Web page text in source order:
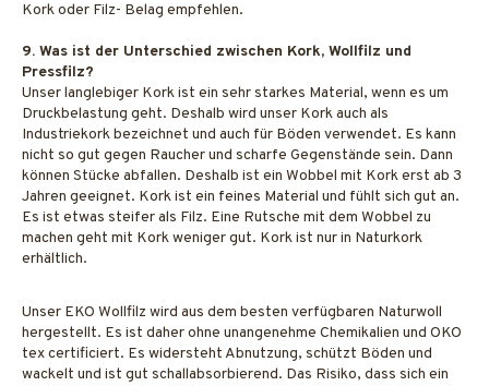
Kork oder Filz- Belag empfehlen.
9. Was ist der Unterschied zwischen Kork, Wollfilz und
Pressfilz?
Unser langlebiger Kork ist ein sehr starkes Material, wenn es um
Druckbelastung geht. Deshalb wird unser Kork auch als
Industriekork bezeichnet und auch für Böden verwendet. Es kann
nicht so gut gegen Raucher und scharfe Gegenstände sein. Dann
können Stücke abfallen. Deshalb ist ein Wobbel mit Kork erst ab 3
Jahren geeignet. Kork ist ein feines Material und fühlt sich gut an.
Es ist etwas steifer als Filz. Eine Rutsche mit dem Wobbel zu
machen geht mit Kork weniger gut. Kork ist nur in Naturkork
erhältlich.
Unser EKO Wollfilz wird aus dem besten verfügbaren Naturwoll
hergestellt. Es ist daher ohne unangenehme Chemikalien und OKO
tex certificiert. Es widersteht Abnutzung, schützt Böden und
wackelt und ist gut schallabsorbierend. Das Risiko, dass sich ein